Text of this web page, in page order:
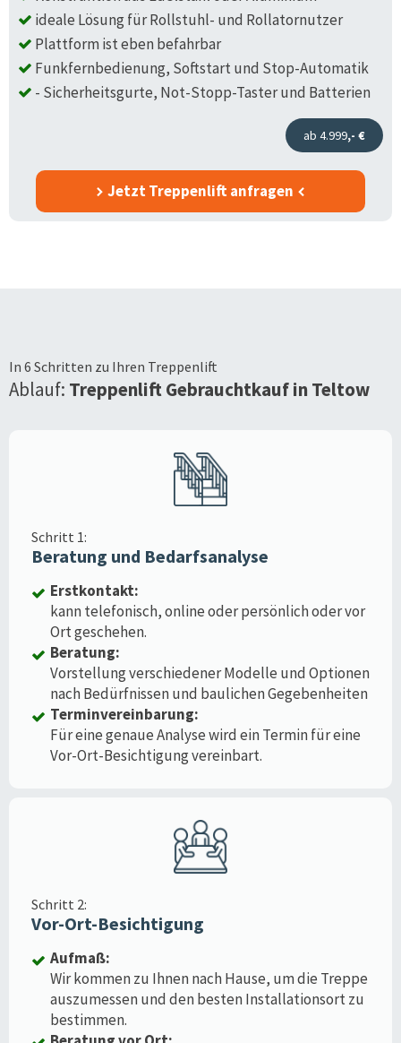
ideale Lösung für Rollstuhl- und Rollatornutzer
Plattform ist eben befahrbar
Funkfernbedienung, Softstart und Stop-Automatik
- Sicherheitsgurte, Not-Stopp-Taster und Batterien
ab 4.999,- €
Jetzt Treppenlift anfragen
In 6 Schritten zu Ihren Treppenlift
Ablauf: Treppenlift Gebrauchtkauf inTeltow
Schritt 1:
Beratung und Bedarfsanalyse
Erstkontakt:
kann telefonisch, online oder persönlich oder vor
Ort geschehen.
Beratung:
Vorstellung verschiedener Modelle und Optionen
nach Bedürfnissen und baulichen Gegebenheiten
Terminvereinbarung:
Für eine genaue Analyse wird ein Termin für eine
Vor-Ort-Besichtigung vereinbart.
Schritt 2:
Vor-Ort-Besichtigung
Aufmaß:
Wir kommen zu Ihnen nach Hause, um die Treppe
auszumessen und den besten Installationsort zu
bestimmen.